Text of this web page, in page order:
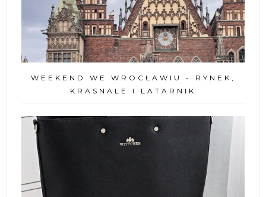
WEEKEND WE WROCŁAWIU - RYNEK,
KRASNALE I LATARNIK